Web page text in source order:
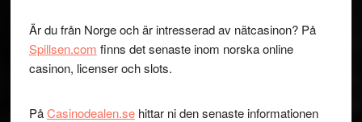
Är du från Norge och är intresserad av nätcasinon? På
Spillsen.com finns det senaste inom norska online
casinon, licenser och slots.
PåCasinodealen.sehittar ni den senaste informationen